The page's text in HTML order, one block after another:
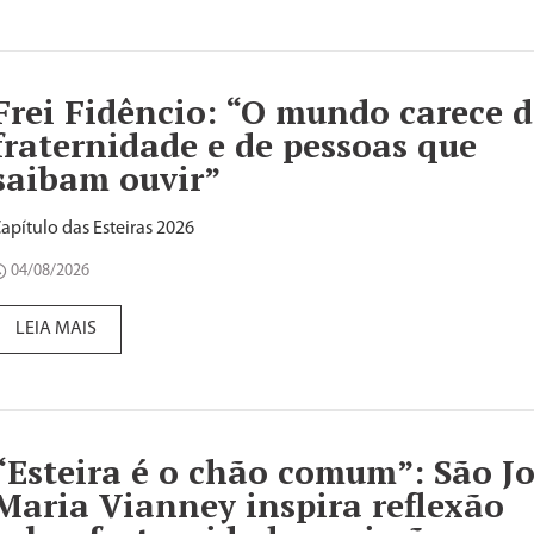
Fidêncio: “O mundo carece
e de pessoas que
ouvir”
das Esteiras 2026
04/08/2026
LEIA MAIS
é o chão comum”: São
Vianney inspira reflexão